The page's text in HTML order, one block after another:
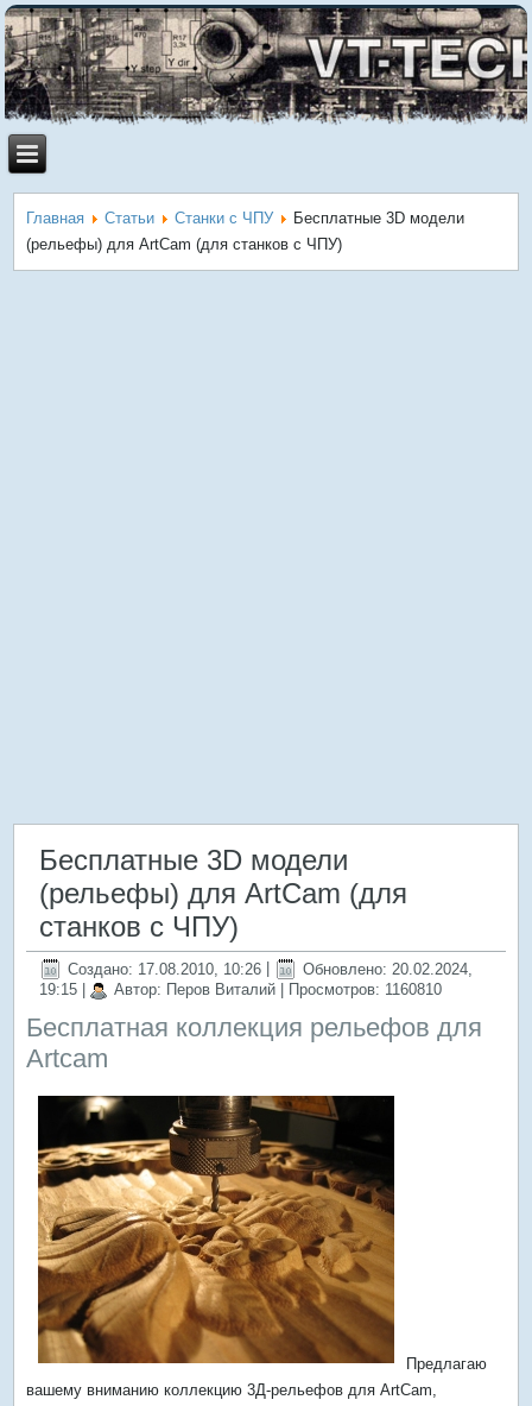
Главная Статьи Станки с ЧПУ
Бесплатные 3D модели
(рельефы) для ArtCam (для станков с ЧПУ)
Бесплатные 3D модели
(рельефы) для ArtCam (для
станков с ЧПУ)
Создано: 17.08.2010, 10:26
Обновлено: 20.02.2024,
19:15
Автор: Перов Виталий | Просмотров: 1160810
Бесплатная коллекция рельефов для
Artcam
Предлагаю
вашему вниманию коллекцию 3Д-рельефов для ArtCam,